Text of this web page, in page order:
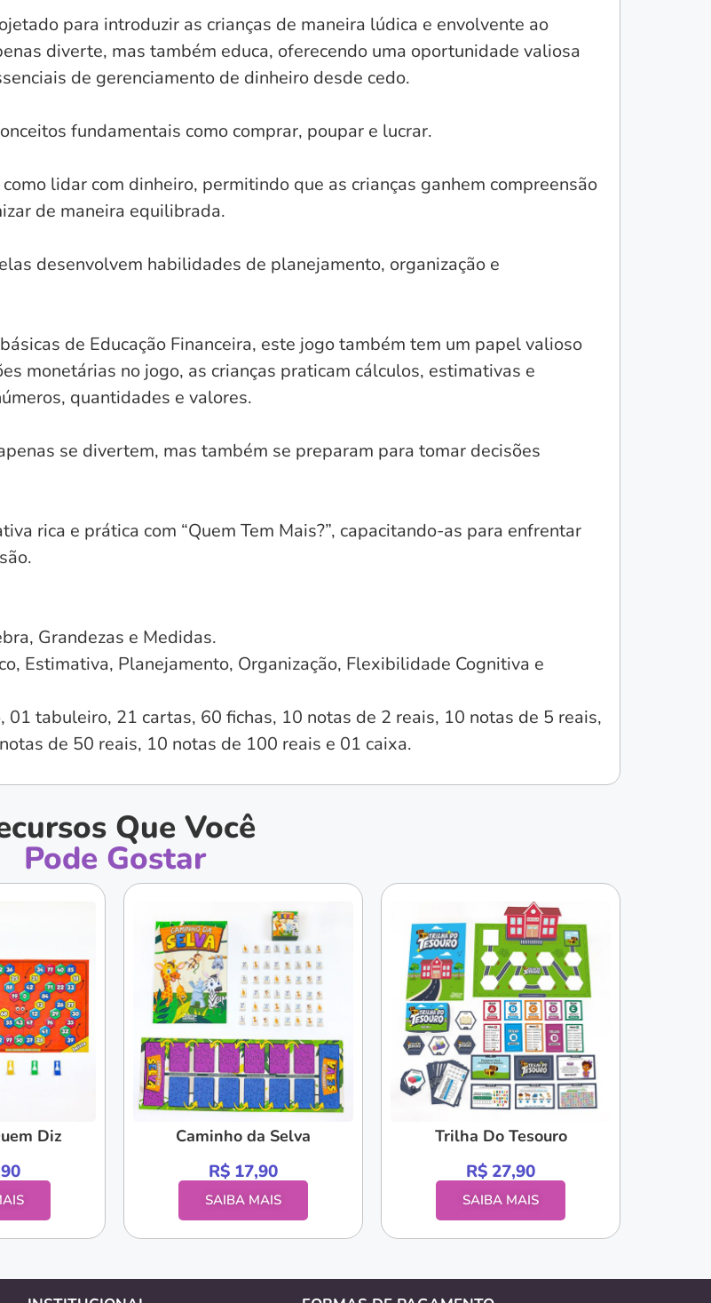
para introduzir as crianças de maneira lúdica e envolvente ao
diverte, mas também educa, oferecendo uma oportunidade valiosa
de gerenciamento de dinheiro desde cedo.
fundamentais como comprar, poupar e lucrar.
lidar com dinheiro, permitindo que as crianças ganhem compreensão
de maneira equilibrada.
desenvolvem habilidades de planejamento, organização e
de Educação Financeira, este jogo também tem um papel valioso
monetárias no jogo, as crianças praticam cálculos, estimativas e
quantidades e valores.
se divertem, mas também se preparam para tomar decisões
rica e prática com “Quem Tem Mais?”, capacitando-as para enfrentar
Grandezas e Medidas.
Estimativa, Planejamento, Organização, Flexibilidade Cognitiva e
01 tabuleiro, 21 cartas, 60 fichas, 10 notas de 2 reais, 10 notas de 5 reais,
de 50 reais, 10 notas de 100 reais e 01 caixa.
Que Você
Pode Gostar
Diz Caminho da Selva
R$ 17,90
SAIBA MAIS
Trilha Do Tesouro
R$ 27,90
SAIBA MAIS